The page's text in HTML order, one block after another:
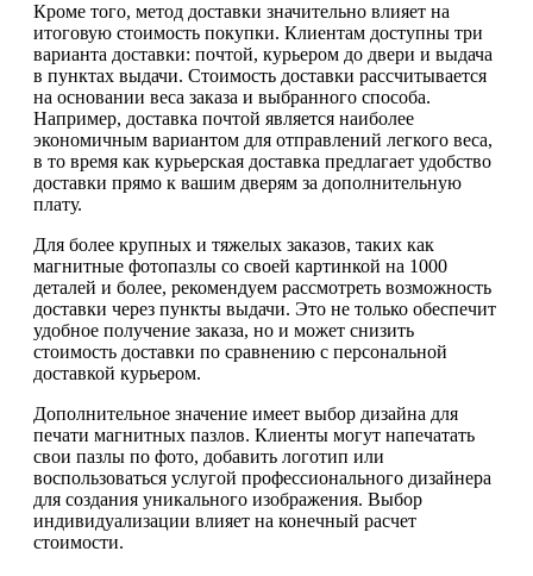
Кроме того, метод доставки значительно влияет на
итоговую стоимость покупки. Клиентам доступны три
варианта доставки: почтой, курьером до двери и выдача
в пунктах выдачи. Стоимость доставки рассчитывается
на основании веса заказа и выбранного способа.
Например, доставка почтой является наиболее
экономичным вариантом для отправлений легкого веса,
в то время как курьерская доставка предлагает удобство
доставки прямо к вашим дверям за дополнительную
плату.
Для более крупных и тяжелых заказов, таких как
магнитные фотопазлы со своей картинкой на 1000
деталей и более, рекомендуем рассмотреть возможность
доставки через пункты выдачи. Это не только обеспечит
удобное получение заказа, но и может снизить
стоимость доставки по сравнению с персональной
доставкой курьером.
Дополнительное значение имеет выбор дизайна для
печати магнитных пазлов. Клиенты могут напечатать
свои пазлы по фото, добавить логотип или
воспользоваться услугой профессионального дизайнера
для создания уникального изображения. Выбор
индивидуализации влияет на конечный расчет
стоимости.